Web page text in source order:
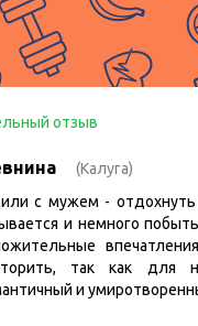
отзыв
(Калуга)
с мужем - отдохнуть
и немного
так как для
и